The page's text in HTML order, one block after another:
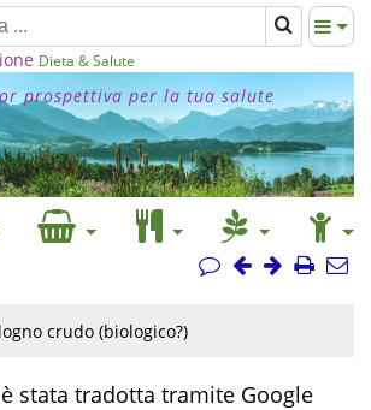
Dieta & Salute
prospettiva per la tua salute
crudo (biologico?)
stata tradotta tramite Google